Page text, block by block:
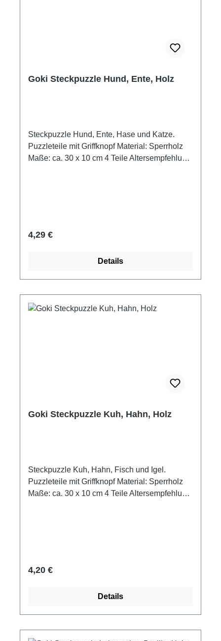
Goki Steckpuzzle Hund, Ente, Holz
Steckpuzzle Hund, Ente, Hase und Katze.
Puzzleteile mit Griffknopf Material: Sperrholz
Maße: ca. 30 x 10 cm 4 Teile Altersempfehlung
Regulärer Preis:
4,29 €
Details
Goki Steckpuzzle Kuh, Hahn, Holz
Steckpuzzle Kuh, Hahn, Fisch und Igel.
Puzzleteile mit Griffknopf Material: Sperrholz
Maße: ca. 30 x 10 cm 4 Teile Altersempfehlung
Regulärer Preis:
4,20 €
Details